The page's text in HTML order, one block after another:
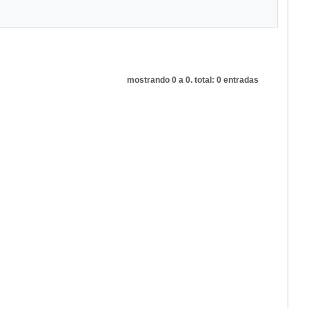
mostrando 0 a 0. total: 0 entradas